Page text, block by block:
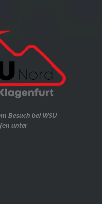
Besuch bei WSU
unter